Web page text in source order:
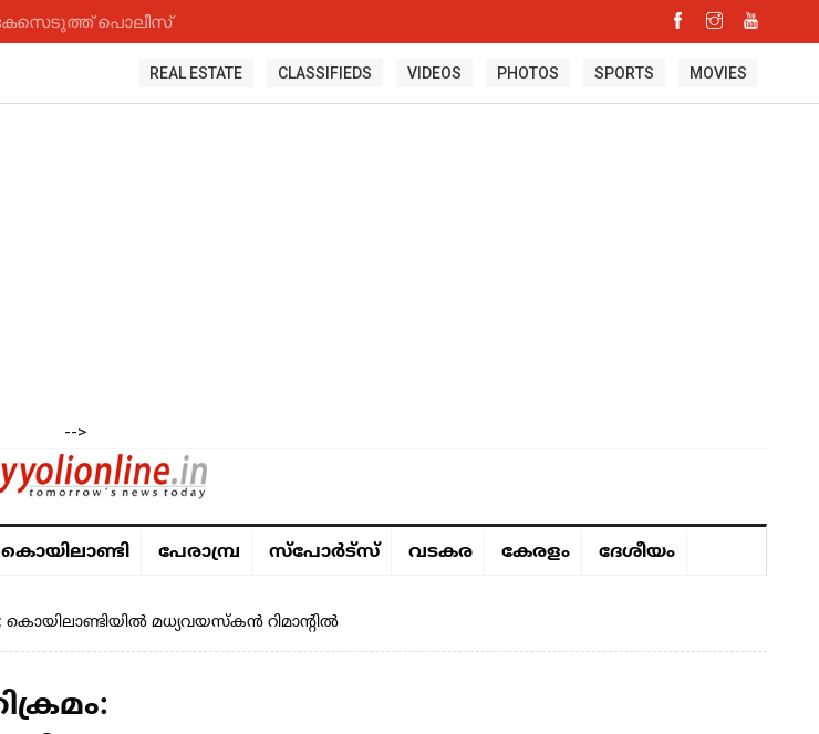
കേസെടുത്ത് പൊലീസ്
REAL ESTATE CLASSIFIEDS VIDEOS PHOTOS SPORTS MOVIES
-->
കൊയിലാണ്ടി പേരാമ്പ്ര സ്പോർട്സ് വടകര കേരളം ദേശീയം
കൊയിലാണ്ടിയിൽ മധ്യവയസ്കൻ റിമാൻ്റിൽ